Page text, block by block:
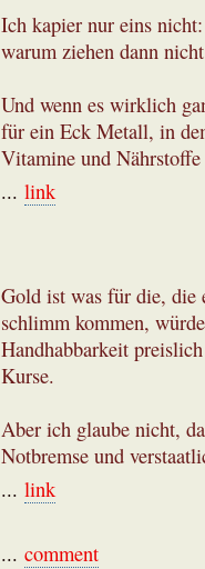
Ich kapier nur eins
warum ziehen dann
Und wenn es wirklich
für ein Eck Metall, in
Vitamine und Nährstoffe
... link
Gold ist was für die, die
schlimm kommen,
Handhabbarkeit
Kurse.
Aber ich glaube nicht,
Notbremse und
... link
... comment